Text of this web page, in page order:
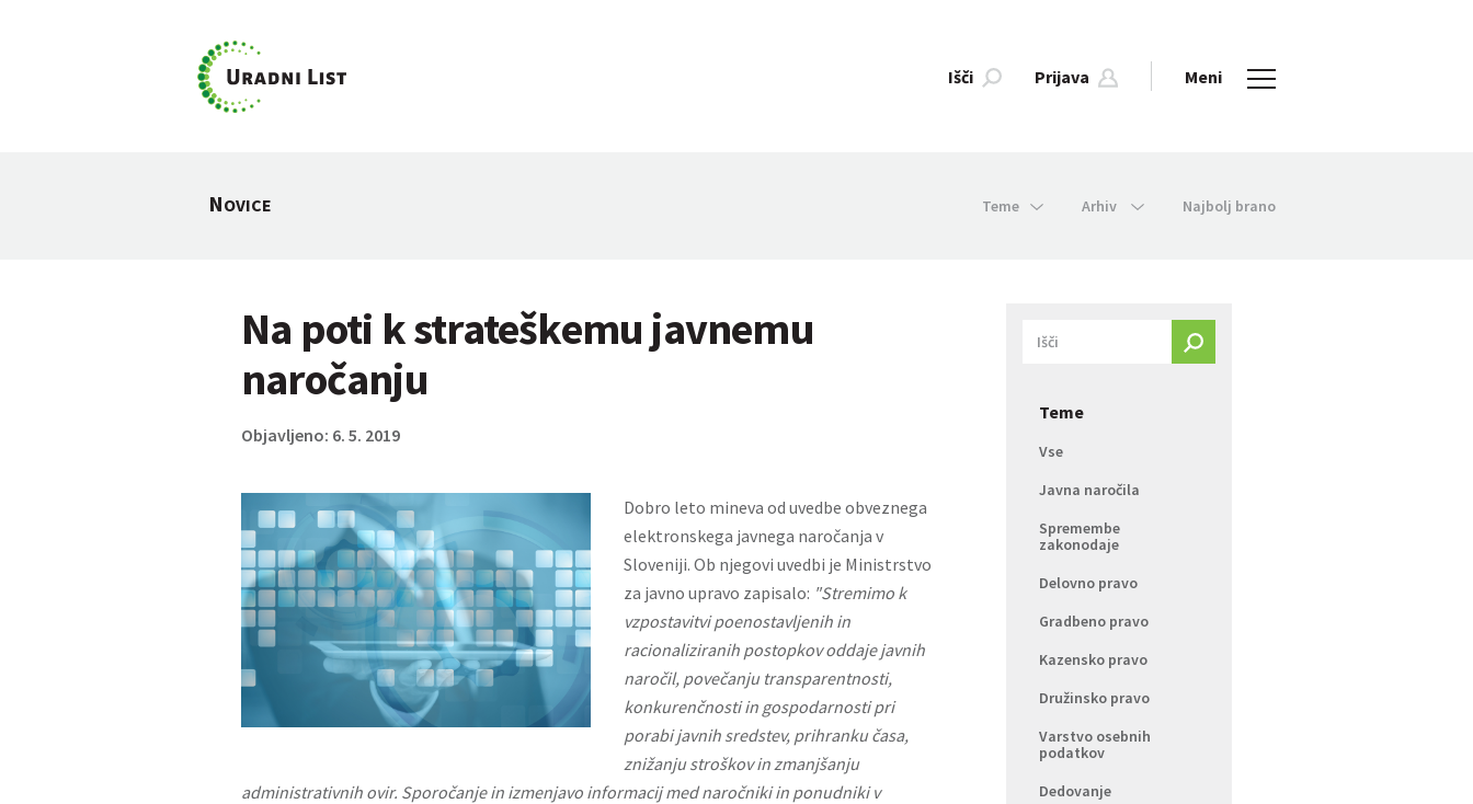
Išči Prijava Meni
NOVICE Teme Arhiv Najbolj brano
Na poti k strateškemu javnemu
naročanju
Objavljeno: 6. 5. 2019
Dobro leto mineva od uvedbe obveznega
elektronskega javnega naročanja v
Sloveniji. Ob njegovi uvedbi je Ministrstvo
za javno upravo zapisalo: "Stremimo k
vzpostavitvi poenostavljenih in
racionaliziranih postopkov oddaje javnih
naročil, povečanju transparentnosti,
konkurenčnosti in gospodarnosti pri
porabi javnih sredstev, prihranku časa,
znižanju stroškov in zmanjšanju
administrativnih ovir. Sporočanje in izmenjavo informacij med naročniki in ponudniki v
Teme
Vse
Javna naročila
Spremembe
zakonodaje
Delovno pravo
Gradbeno pravo
Kazensko pravo
Družinsko pravo
Varstvo osebnih
podatkov
Dedovanje